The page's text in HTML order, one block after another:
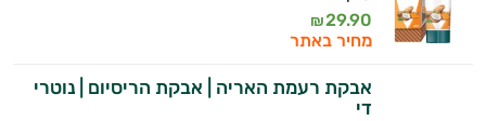
29.90
₪
מחיר באתר
אבקת רעמת האריה | אבקת הריסיום | נוטרי
די